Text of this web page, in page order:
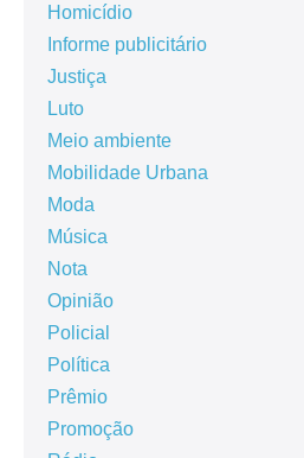
Homicídio
Informe publicitário
Justiça
Luto
Meio ambiente
Mobilidade Urbana
Moda
Música
Nota
Opinião
Policial
Política
Prêmio
Promoção